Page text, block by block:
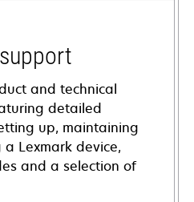
and technical
detailed
up, maintaining
Lexmark device,
and a selection of